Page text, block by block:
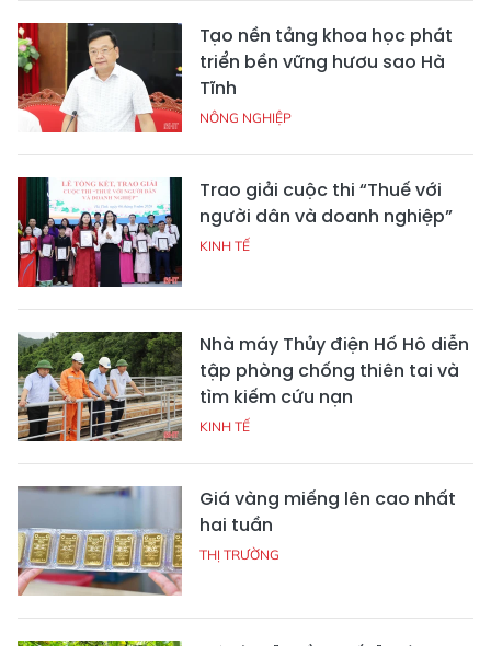
Tạo nền tảng khoa học phát
triển bền vững hươu sao Hà
Tĩnh
NÔNG NGHIỆP
Trao giải cuộc thi “Thuế với
người dân và doanh nghiệp”
KINH TẾ
Nhà máy Thủy điện Hố Hô diễn
tập phòng chống thiên tai và
tìm kiếm cứu nạn
KINH TẾ
Giá vàng miếng lên cao nhất
hai tuần
THỊ TRƯỜNG